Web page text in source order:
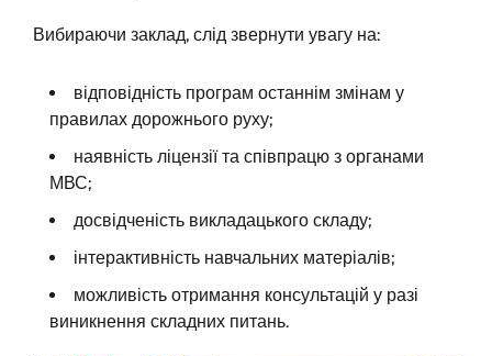
Вибираючи заклад, слід звернути увагу на:
відповідність програм останнім змінам у
правилах дорожнього руху;
наявність ліцензії та співпрацю з органами
МВС;
досвідченість викладацького складу;
інтерактивність навчальних матеріалів;
можливість отримання консультацій у разі
виникнення складних питань.